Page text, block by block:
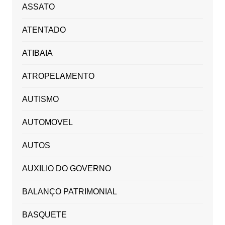
ASSATO
ATENTADO
ATIBAIA
ATROPELAMENTO
AUTISMO
AUTOMOVEL
AUTOS
AUXILIO DO GOVERNO
BALANÇO PATRIMONIAL
BASQUETE